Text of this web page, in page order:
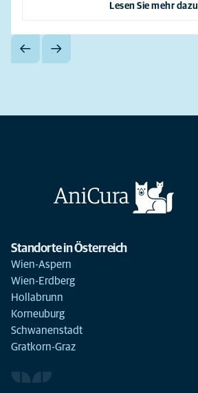
Lesen Sie mehr dazu
Standorte in Österreich
Wien-Aspern
Wien-Erdberg
Hollabrunn
Korneuburg
Schwanenstadt
Gratkorn-Graz